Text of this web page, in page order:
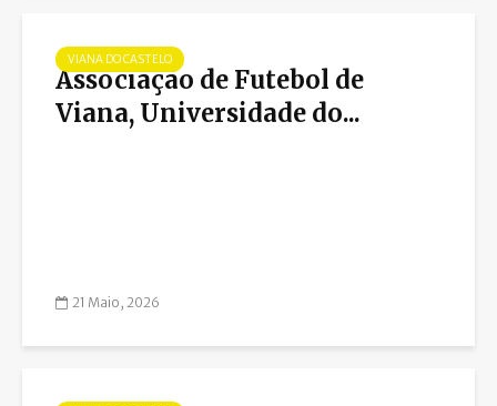
VIANA DO CASTELO
Associação de Futebol de
Viana, Universidade do...
21 Maio, 2026